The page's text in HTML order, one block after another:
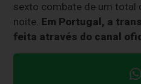
sexto combate de um total
noite. Em Portugal, a
feita através do canal